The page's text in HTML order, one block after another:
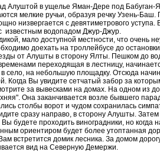
Алуштой в ущелье Яман-Дере под Бабуган-
мелкие ручьи, образуя речку Узень-
низвергается с девятиметрового уступа.
известным водопадом Джур-Джур.
мало доступной местности, что очень
доехать на троллейбусе до
от Алушты в сторону Ялты. Пешком до
переходящая в лестницу,
в село, на небольшую площадку. Отсюда
Когда Вы увидите сетчатый забор за
за вывесками на домах. На одном из
Она заканчивается возле бывшего
столбы ворот и чудом сохранилась
сразу направо, в сторону Алушты.
будете проходить виноградники, но когда
ориентиром будет более утоптанная
встретится домик лесника. За домом
вид на Северную Демержи.